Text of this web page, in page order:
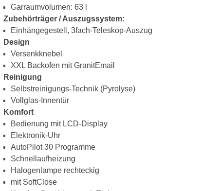
Garraumvolumen: 63 l
Zubehörträger / Auszugssystem:
Einhängegestell, 3fach-Teleskop-Auszug
Design
Versenkknebel
XXL Backofen mit GranitEmail
Reinigung
Selbstreinigungs-Technik (Pyrolyse)
Vollglas-Innentür
Komfort
Bedienung mit LCD-Display
Elektronik-Uhr
AutoPilot 30 Programme
Schnellaufheizung
Halogenlampe rechteckig
mit SoftClose